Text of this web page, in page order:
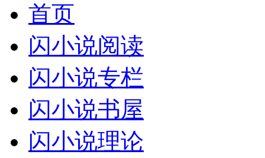
首页
闪小说阅读
闪小说专栏
闪小说书屋
闪小说理论